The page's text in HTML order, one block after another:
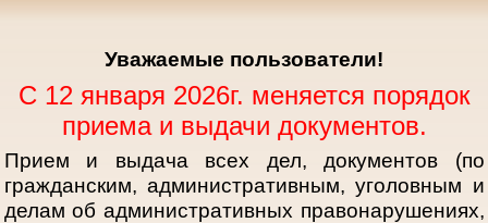
Уважаемые пользователи!
С 12 января 2026г. меняется порядок
приема и выдачи документов.
Прием и выдача всех дел, документов (по
гражданским, административным, уголовным и
делам об административных правонарушениях,